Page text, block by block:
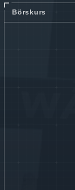
Börskurs